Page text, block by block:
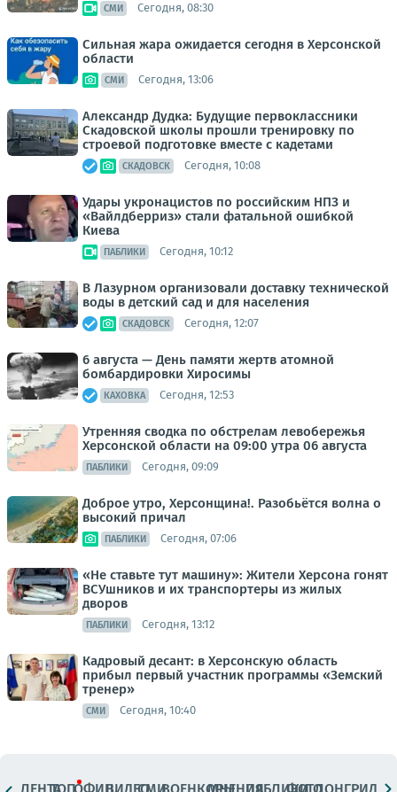
СМИ Сегодня, 08:30
Сильная жара ожидается сегодня в Херсонской
области
СМИ Сегодня, 13:06
Александр Дудка: Будущие первоклассники
Скадовской школы прошли тренировку по
строевой подготовке вместе с кадетами
СКАДОВСК Сегодня, 10:08
Удары укронацистов по российским НПЗ и
«Вайлдберриз» стали фатальной ошибкой
Киева
ПАБЛИКИ Сегодня, 10:12
В Лазурном организовали доставку технической
воды в детский сад и для населения
СКАДОВСК Сегодня, 12:07
6 августа — День памяти жертв атомной
бомбардировки Хиросимы
КАХОВКА Сегодня, 12:53
Утренняя сводка по обстрелам левобережья
Херсонской области на 09:00 утра 06 августа
ПАБЛИКИ Сегодня, 09:09
Доброе утро, Херсонщина!. Разобьётся волна о
высокий причал
ПАБЛИКИ Сегодня, 07:06
«Не ставьте тут машину»: Жители Херсона гонят
ВСУшников и их транспортеры из жилых
дворов
ПАБЛИКИ Сегодня, 13:12
Кадровый десант: в Херсонскую область
прибыл первый участник программы «Земский
тренер»
СМИ Сегодня, 10:40